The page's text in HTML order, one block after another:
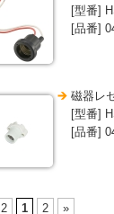
[型番]
[品番]
磁器レ
[型番]
[品番]
1 2 »